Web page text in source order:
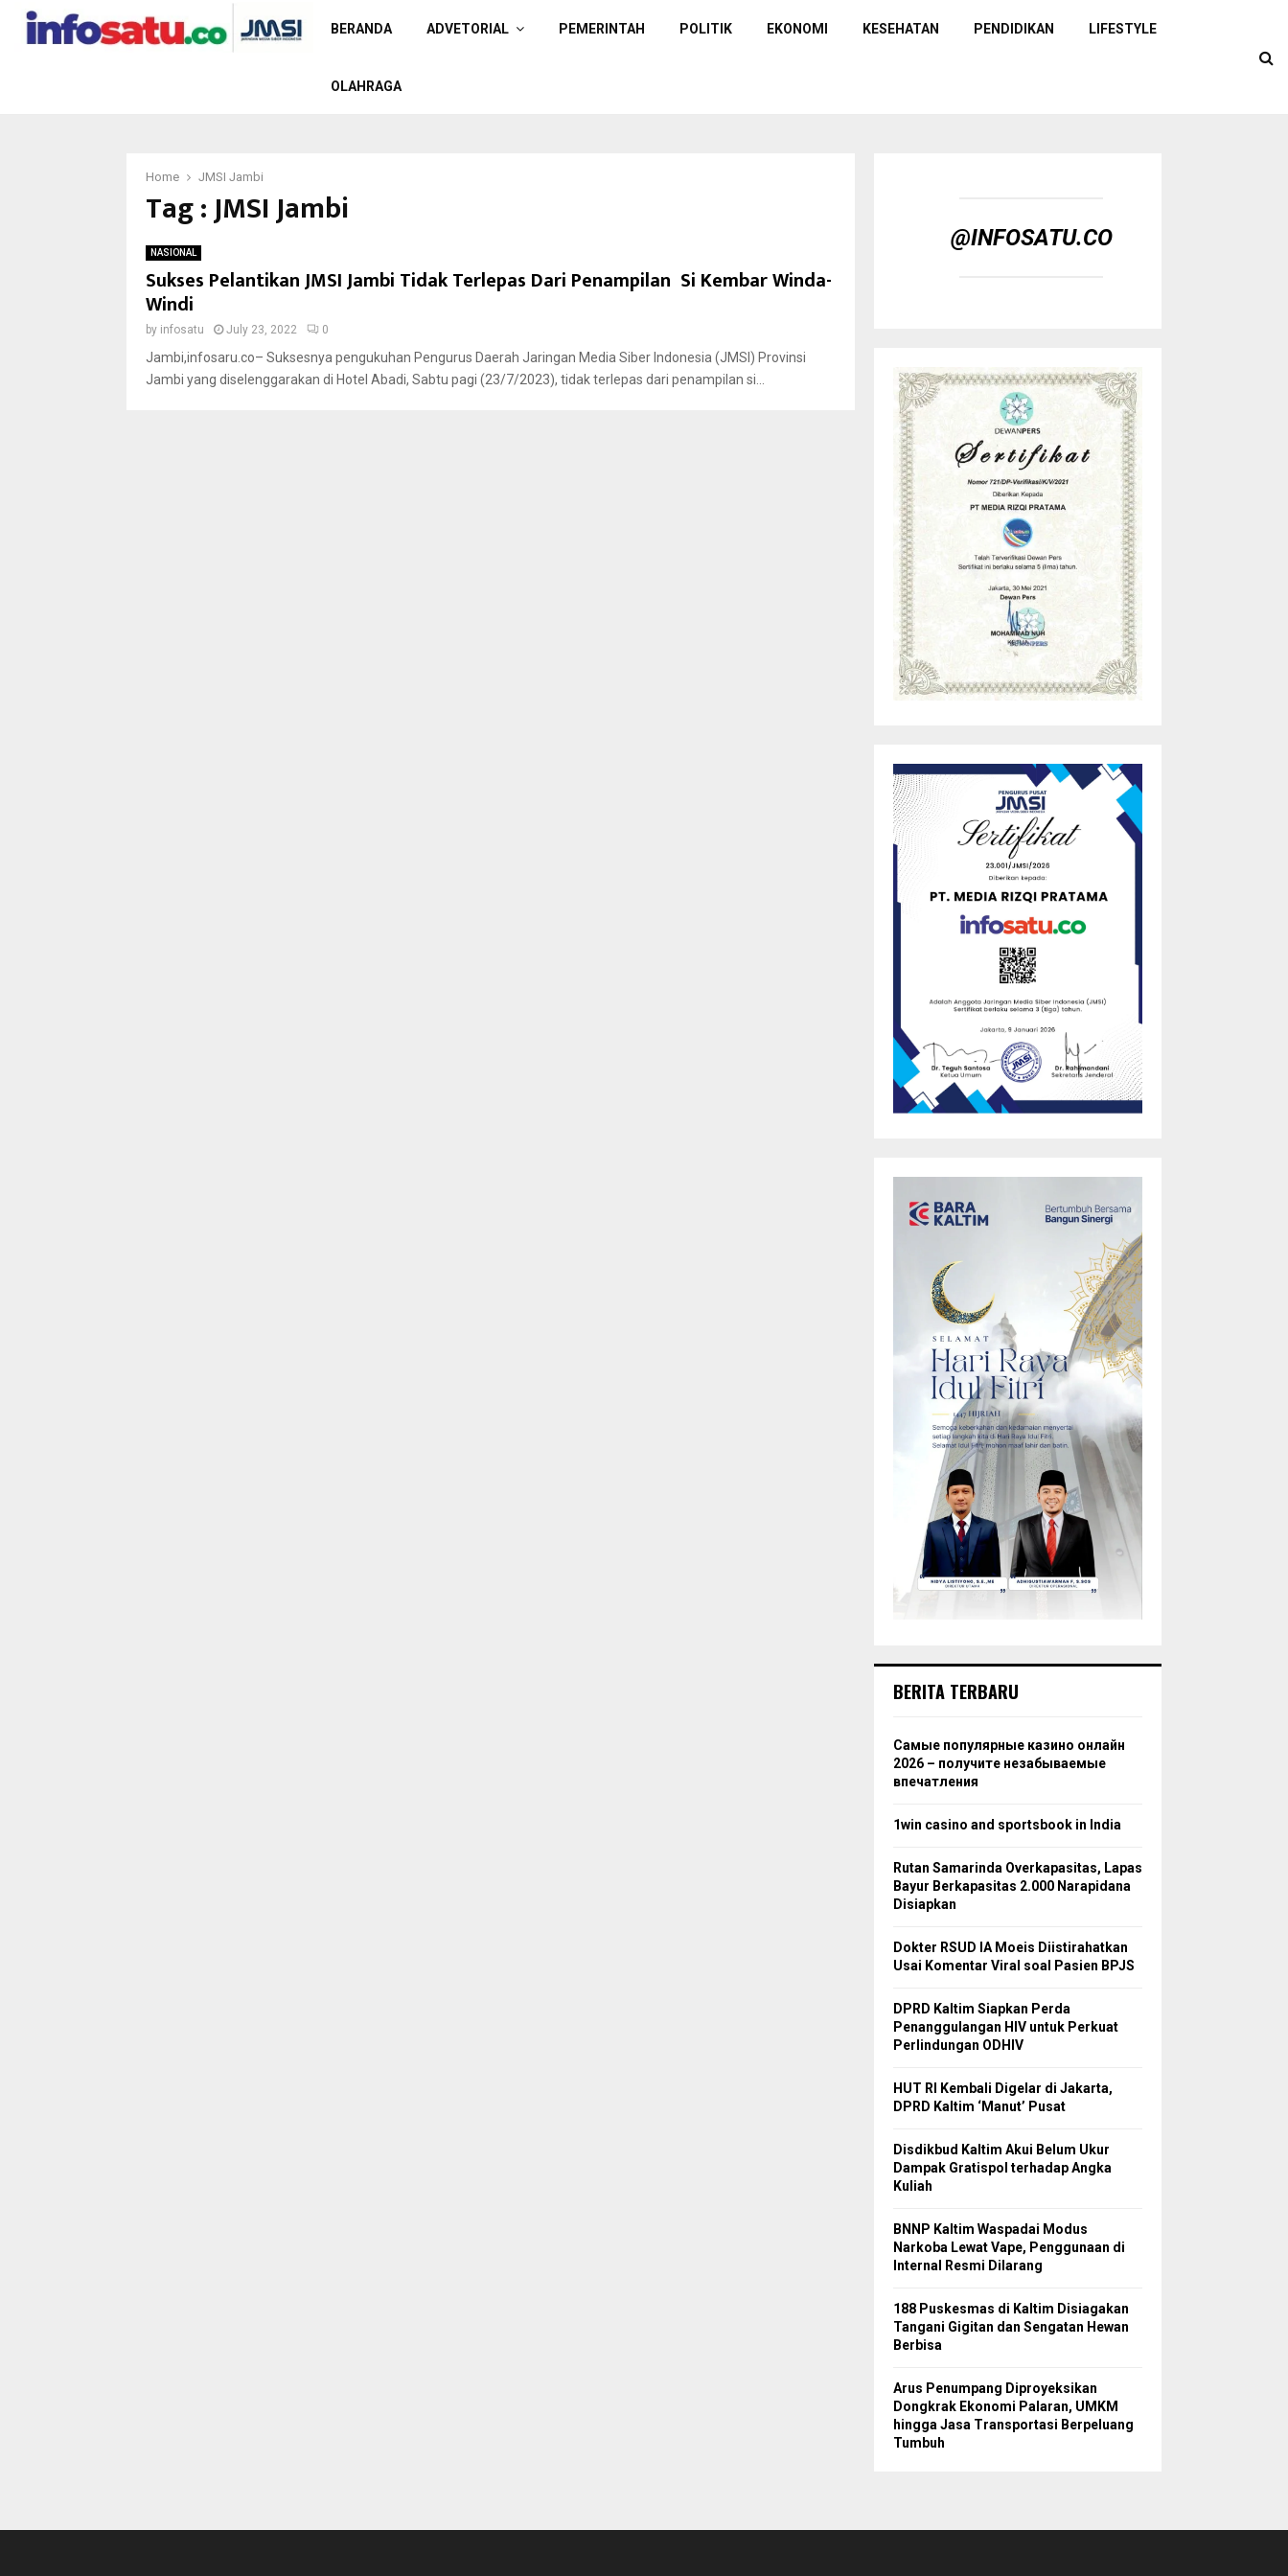
BERANDA ADVETORIAL PEMERINTAH POLITIK EKONOMI KESEHATAN PENDIDIKAN LIFESTYLE
OLAHRAGA
Home JMSI Jambi
Tag : JMSI Jambi
NASIONAL
Sukses Pelantikan JMSI Jambi Tidak Terlepas Dari Penampilan Si Kembar Winda-
Windi
by infosatu July 23, 2022 0
Jambi,infosaru.co– Suksesnya pengukuhan Pengurus Daerah Jaringan Media Siber Indonesia (JMSI) Provinsi
Jambi yang diselenggarakan di Hotel Abadi, Sabtu pagi (23/7/2023), tidak terlepas dari penampilan si...
@INFOSATU.CO
BERITA TERBARU
Самые популярные казино онлайн
2026 – получите незабываемые
впечатления
1win casino and sportsbook in India
Rutan Samarinda Overkapasitas, Lapas
Bayur Berkapasitas 2.000 Narapidana
Disiapkan
Dokter RSUD IA Moeis Diistirahatkan
Usai Komentar Viral soal Pasien BPJS
DPRD Kaltim Siapkan Perda
Penanggulangan HIV untuk Perkuat
Perlindungan ODHIV
HUT RI Kembali Digelar di Jakarta,
DPRD Kaltim ‘Manut’ Pusat
Disdikbud Kaltim Akui Belum Ukur
Dampak Gratispol terhadap Angka
Kuliah
BNNP Kaltim Waspadai Modus
Narkoba Lewat Vape, Penggunaan di
Internal Resmi Dilarang
188 Puskesmas di Kaltim Disiagakan
Tangani Gigitan dan Sengatan Hewan
Berbisa
Arus Penumpang Diproyeksikan
Dongkrak Ekonomi Palaran, UMKM
hingga Jasa Transportasi Berpeluang
Tumbuh